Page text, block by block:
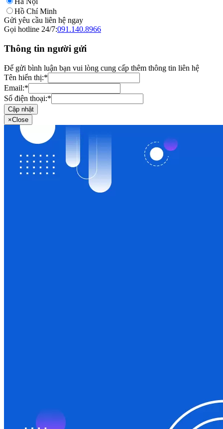
Hồ Chí Minh
Gửi yêu cầu liên hệ ngay
Gọi hotline 24/7:091.140.8966
Thông tin người gửi
Để gửi bình luận bạn vui lòng cung cấp thêm thông tin liên hệ
Tên hiển thị:*
Email:*
Số điện thoại:*
Cập nhật
×Close